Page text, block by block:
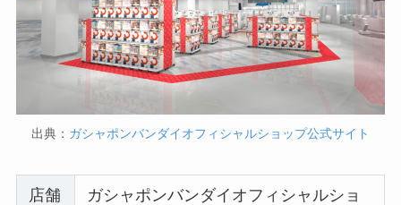
出典： ガシャポンバンダイオフィシャルショップ公式サイト
店舗
ガシャポンバンダイオフィシャルショ